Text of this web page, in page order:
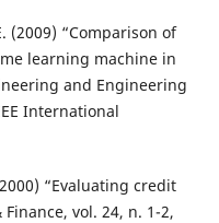
(2009) “Comparison of
learning machine in
and Engineering
International
“Evaluating credit
vol. 24, n. 1-2,